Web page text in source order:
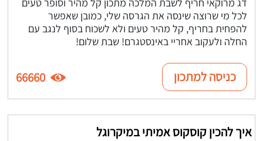
לכל מי שרוצה שינסה את הגרסה שלי, כמובן שאפשר
להפחית בחריף, קל מהיר טעים ולא לשכוח בסוף לנגב עם
החלה ולעקוב אחריי באינסטגרם! שבת שלום!
כניסה למתכון 66660
איך להכין קוסקוס אמיתי במיקרוגל